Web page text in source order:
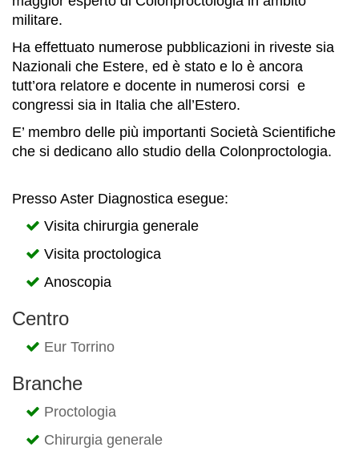
militare.
Ha effettuato numerose pubblicazioni in riveste sia
Nazionali che Estere, ed è stato e lo è ancora
tutt’ora relatore e docente in numerosi corsi e
congressi sia in Italia che all’Estero.
E’ membro delle più importanti Società Scientifiche
che si dedicano allo studio della Colonproctologia.
Presso Aster Diagnostica esegue:
Visita chirurgia generale
Visita proctologica
Anoscopia
Centro
Eur Torrino
Branche
Proctologia
Chirurgia generale